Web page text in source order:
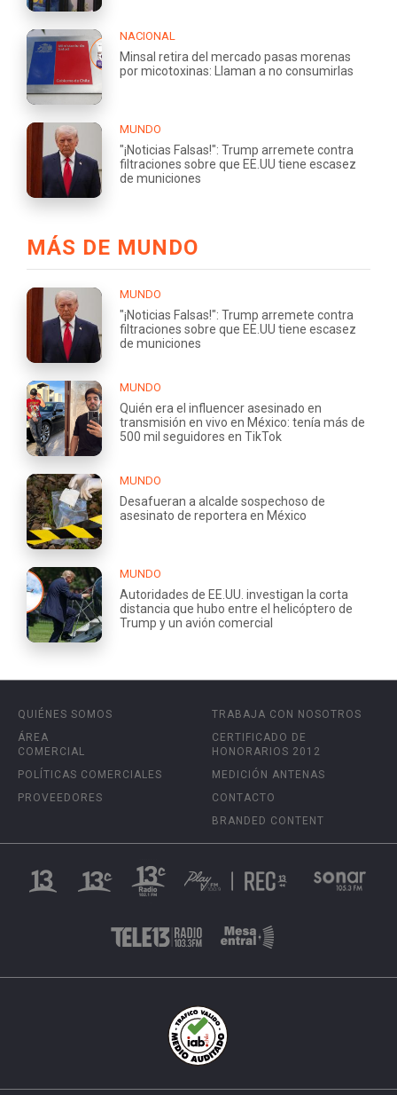
NACIONAL
Minsal retira del mercado pasas morenas
por micotoxinas: Llaman a no consumirlas
MUNDO
"¡Noticias Falsas!": Trump arremete contra
filtraciones sobre que EE.UU tiene escasez
de municiones
MÁS DE MUNDO
MUNDO
"¡Noticias Falsas!": Trump arremete contra
filtraciones sobre que EE.UU tiene escasez
de municiones
MUNDO
Quién era el influencer asesinado en
transmisión en vivo en México: tenía más de
500 mil seguidores en TikTok
MUNDO
Desafueran a alcalde sospechoso de
asesinato de reportera en México
MUNDO
Autoridades de EE.UU. investigan la corta
distancia que hubo entre el helicóptero de
Trump y un avión comercial
QUIÉNES SOMOS
ÁREA
COMERCIAL
POLÍTICAS COMERCIALES
PROVEEDORES
TRABAJA CON NOSOTROS
CERTIFICADO DE
HONORARIOS 2012
MEDICIÓN ANTENAS
CONTACTO
BRANDED CONTENT